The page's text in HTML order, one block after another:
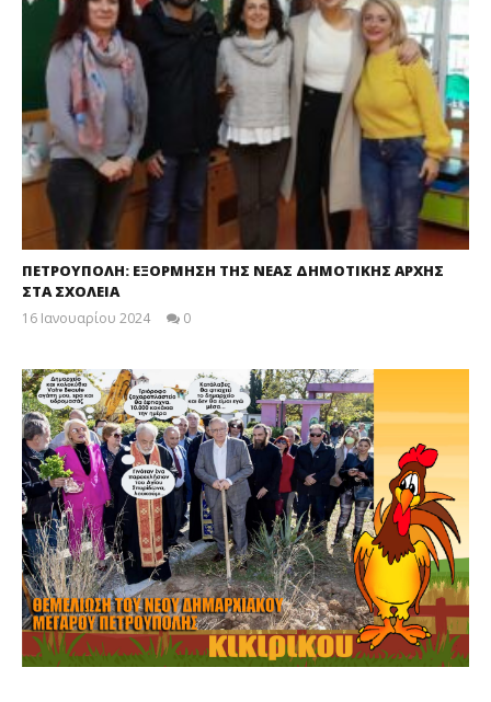
ΠΕΤΡΟΥΠΟΛΗ: ΕΞΟΡΜΗΣΗ ΤΗΣ ΝΕΑΣ ΔΗΜΟΤΙΚΗΣ ΑΡΧΗΣ
ΣΤΑ ΣΧΟΛΕΙΑ
16 Ιανουαρίου 2024
0